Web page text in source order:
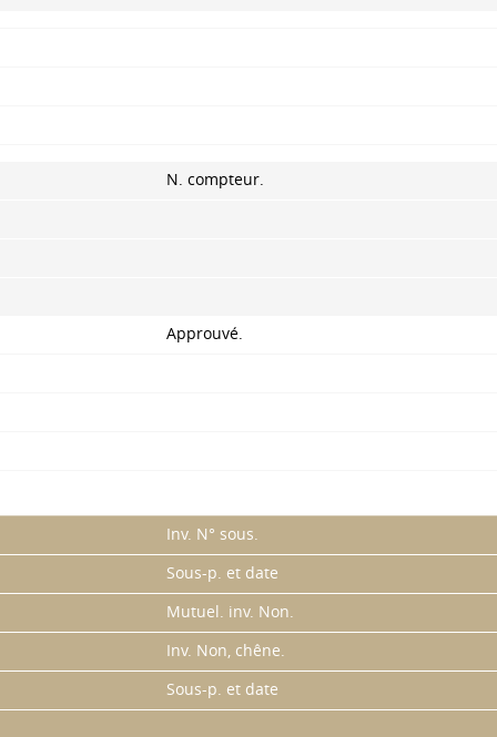
N. compteur.
Approuvé.
Inv. N° sous.
Sous-p. et date
Mutuel. inv. Non.
Inv. Non, chêne.
Sous-p. et date